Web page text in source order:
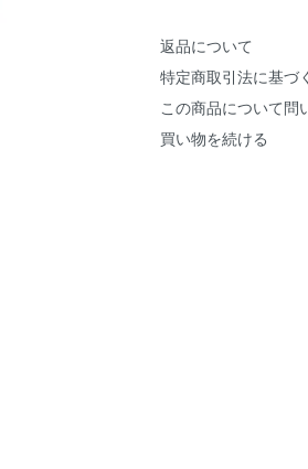
返品について
特定商取引法に基づ
この商品について問
買い物を続ける